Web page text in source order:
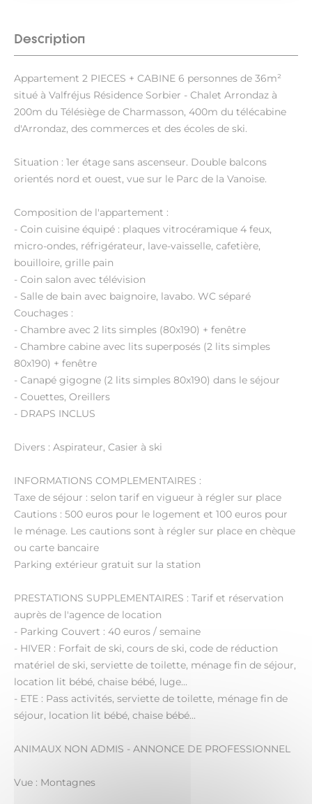
Description
Appartement 2 PIECES + CABINE 6 personnes de 36m²
situé à Valfréjus Résidence Sorbier - Chalet Arrondaz à
200m du Télésiège de Charmasson, 400m du télécabine
d'Arrondaz, des commerces et des écoles de ski.
Situation : 1er étage sans ascenseur. Double balcons
orientés nord et ouest, vue sur le Parc de la Vanoise.
Composition de l'appartement :
- Coin cuisine équipé : plaques vitrocéramique 4 feux,
micro-ondes, réfrigérateur, lave-vaisselle, cafetière,
bouilloire, grille pain
- Coin salon avec télévision
- Salle de bain avec baignoire, lavabo. WC séparé
Couchages :
- Chambre avec 2 lits simples (80x190) + fenêtre
- Chambre cabine avec lits superposés (2 lits simples
80x190) + fenêtre
- Canapé gigogne (2 lits simples 80x190) dans le séjour
- Couettes, Oreillers
- DRAPS INCLUS
Divers : Aspirateur, Casier à ski
INFORMATIONS COMPLEMENTAIRES :
Taxe de séjour : selon tarif en vigueur à régler sur place
Cautions : 500 euros pour le logement et 100 euros pour
le ménage. Les cautions sont à régler sur place en chèque
ou carte bancaire
Parking extérieur gratuit sur la station
PRESTATIONS SUPPLEMENTAIRES : Tarif et réservation
auprès de l'agence de location
- Parking Couvert : 40 euros / semaine
- HIVER : Forfait de ski, cours de ski, code de réduction
matériel de ski, serviette de toilette, ménage fin de séjour,
location lit bébé, chaise bébé, luge...
- ETE : Pass activités, serviette de toilette, ménage fin de
séjour, location lit bébé, chaise bébé...
ANIMAUX NON ADMIS - ANNONCE DE PROFESSIONNEL
Vue : Montagnes